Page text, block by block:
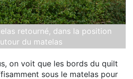
retourné, dans la position
du matelas
on voit que les bords du quilt
sous le matelas pour